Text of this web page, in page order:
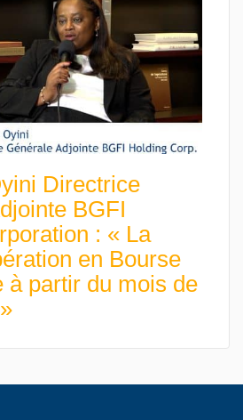
Directrice
BGFI
: « La
en Bourse
à partir du mois de